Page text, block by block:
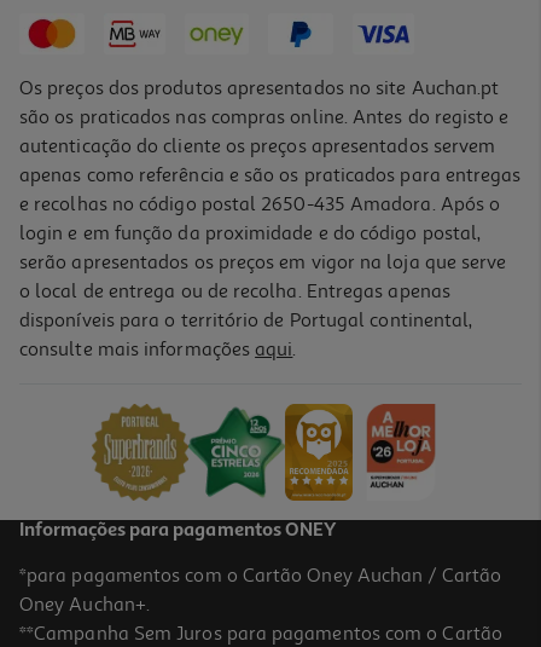
Liquidificadora Qilive Q.5123 Azul 600w 1.75l Jarro De Vidro
35,99 €
Os preços dos produtos apresentados no site Auchan.pt
são os praticados nas compras online. Antes do registo e
autenticação do cliente os preços apresentados servem
apenas como referência e são os praticados para entregas
e recolhas no código postal 2650-435 Amadora. Após o
login e em função da proximidade e do código postal,
serão apresentados os preços em vigor na loja que serve
o local de entrega ou de recolha. Entregas apenas
disponíveis para o território de Portugal continental,
consulte mais informações aqui.
Informações para pagamentos ONEY
*para pagamentos com o Cartão Oney Auchan / Cartão
Oney Auchan+.
**Campanha Sem Juros para pagamentos com o Cartão